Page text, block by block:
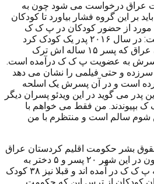
عراق درخواست می شود چون به
بر این گروه فشار بیاورد تا کودکان
را آزاد کند. در این گزارش ۹ مورد از حضور کودکان در پ ک ک
مستند شده و گفته شده است: در سال ۲۰۱۶ پدر یک کودک کرد
ساکن شهر حلبچه کردستان عراق که پسر ۱۵ ساله اش ترک
پسرش به عضویت پ ک ک درآمده است.
سرزده و حتی فیلمی را نشان می دهد
است و در آن پسرش یک اسلحه
پدر می گوید در این ویدئو پسران دیگر
بپیوندند. من فقط می خواهم با
سالم است و منتظرم با من
بشر حکومت اقلیم کردستان عراق
در حلبچه از سال ۲۰۱۳ تاکنون در این شهر ۲۰ پسر و ۵ دختر به
عضویت گروههای وابسته به پ ک ک در آمده اند و قبلا نیز ۳۸ کودک
کودکان از ترس این که حکومت